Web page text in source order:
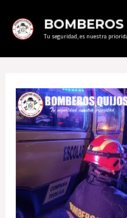
Tu seguridad, es nuestra